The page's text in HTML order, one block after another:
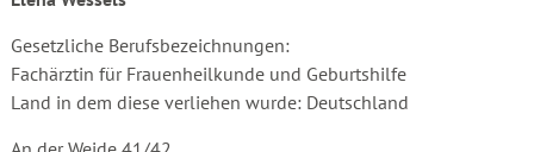
Gesetzliche Berufsbezeichnungen:
Fachärztin für Frauenheilkunde und Geburtshilfe
Land in dem diese verliehen wurde: Deutschland